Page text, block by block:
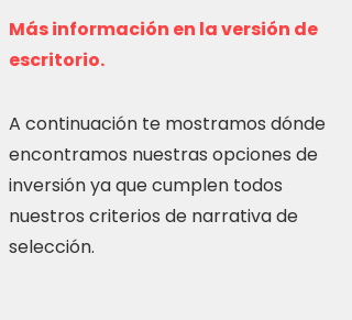
Más información en la versión de
escritorio.
A continuación te mostramos dónde
encontramos nuestras opciones de
inversión ya que cumplen todos
nuestros criterios de narrativa de
selección.